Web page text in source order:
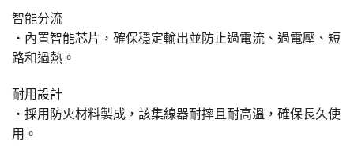
智能分流
・內置智能芯片，確保穩定輸出並防止過電流、過電壓、短
路和過熱。
耐用設計
・採用防火材料製成，該集線器耐摔且耐高溫，確保長久使
用。